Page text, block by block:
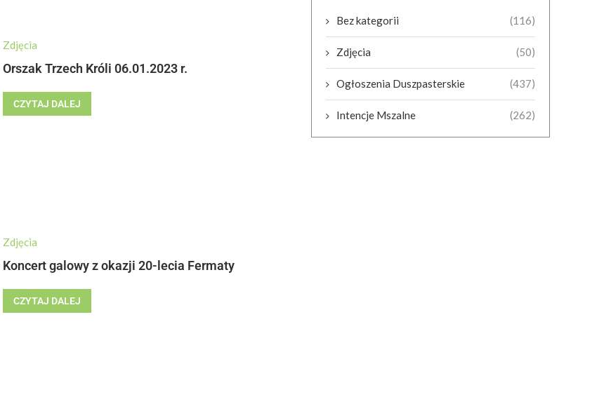
Zdjęcia
Orszak Trzech Króli 06.01.2023 r.
CZYTAJ DALEJ
Zdjęcia
Koncert galowy z okazji 20-lecia Fermaty
CZYTAJ DALEJ
Bez kategorii (116)
Zdjęcia (50)
Ogłoszenia Duszpasterskie (437)
Intencje Mszalne (262)